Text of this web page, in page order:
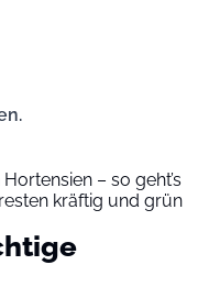
– so geht’s
kräftig und grün